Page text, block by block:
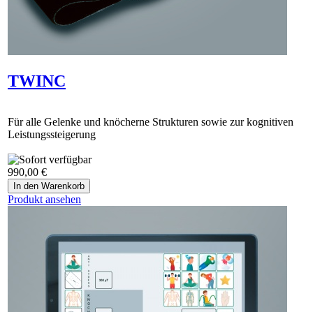
TWINC
Für alle Gelenke und knöcherne Strukturen sowie zur kognitiven
Leistungssteigerung
990,00 €
Produkt ansehen